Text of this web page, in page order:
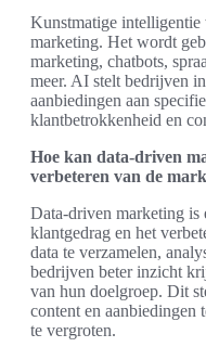
Kunstmatige
marketing. Het wordt
marketing, chatbots,
meer. AI stelt bedrijven
aanbiedingen aan
klantbetrokkenheid en
Hoe kan data-driven
verbeteren van de
Data-driven marketing is
klantgedrag en het
data te verzamelen,
bedrijven beter inzicht
van hun doelgroep. Dit
content en aanbiedingen
te vergroten.